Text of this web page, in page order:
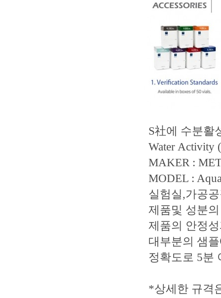
S社에 수분활
Water Activity
MAKER :
MODEL :
실험실,가공
제품및 성분
제품의 안정
대부분의 샘
정확도로 5분
*상세한 규격